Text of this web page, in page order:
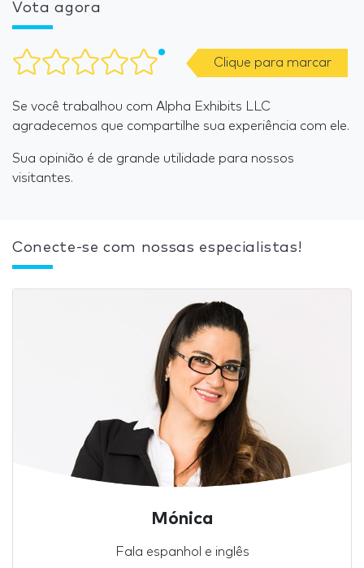
Vota agora
Clique para marcar
Se você trabalhou com Alpha Exhibits LLC
agradecemos que compartilhe sua experiência com ele.
Sua opinião é de grande utilidade para nossos
visitantes.
Conecte-se com nossas especialistas!
Mónica
Fala espanhol e inglês